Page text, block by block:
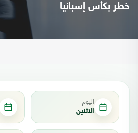
خطر بكأس إسبانيا
اليوم
الاثنين